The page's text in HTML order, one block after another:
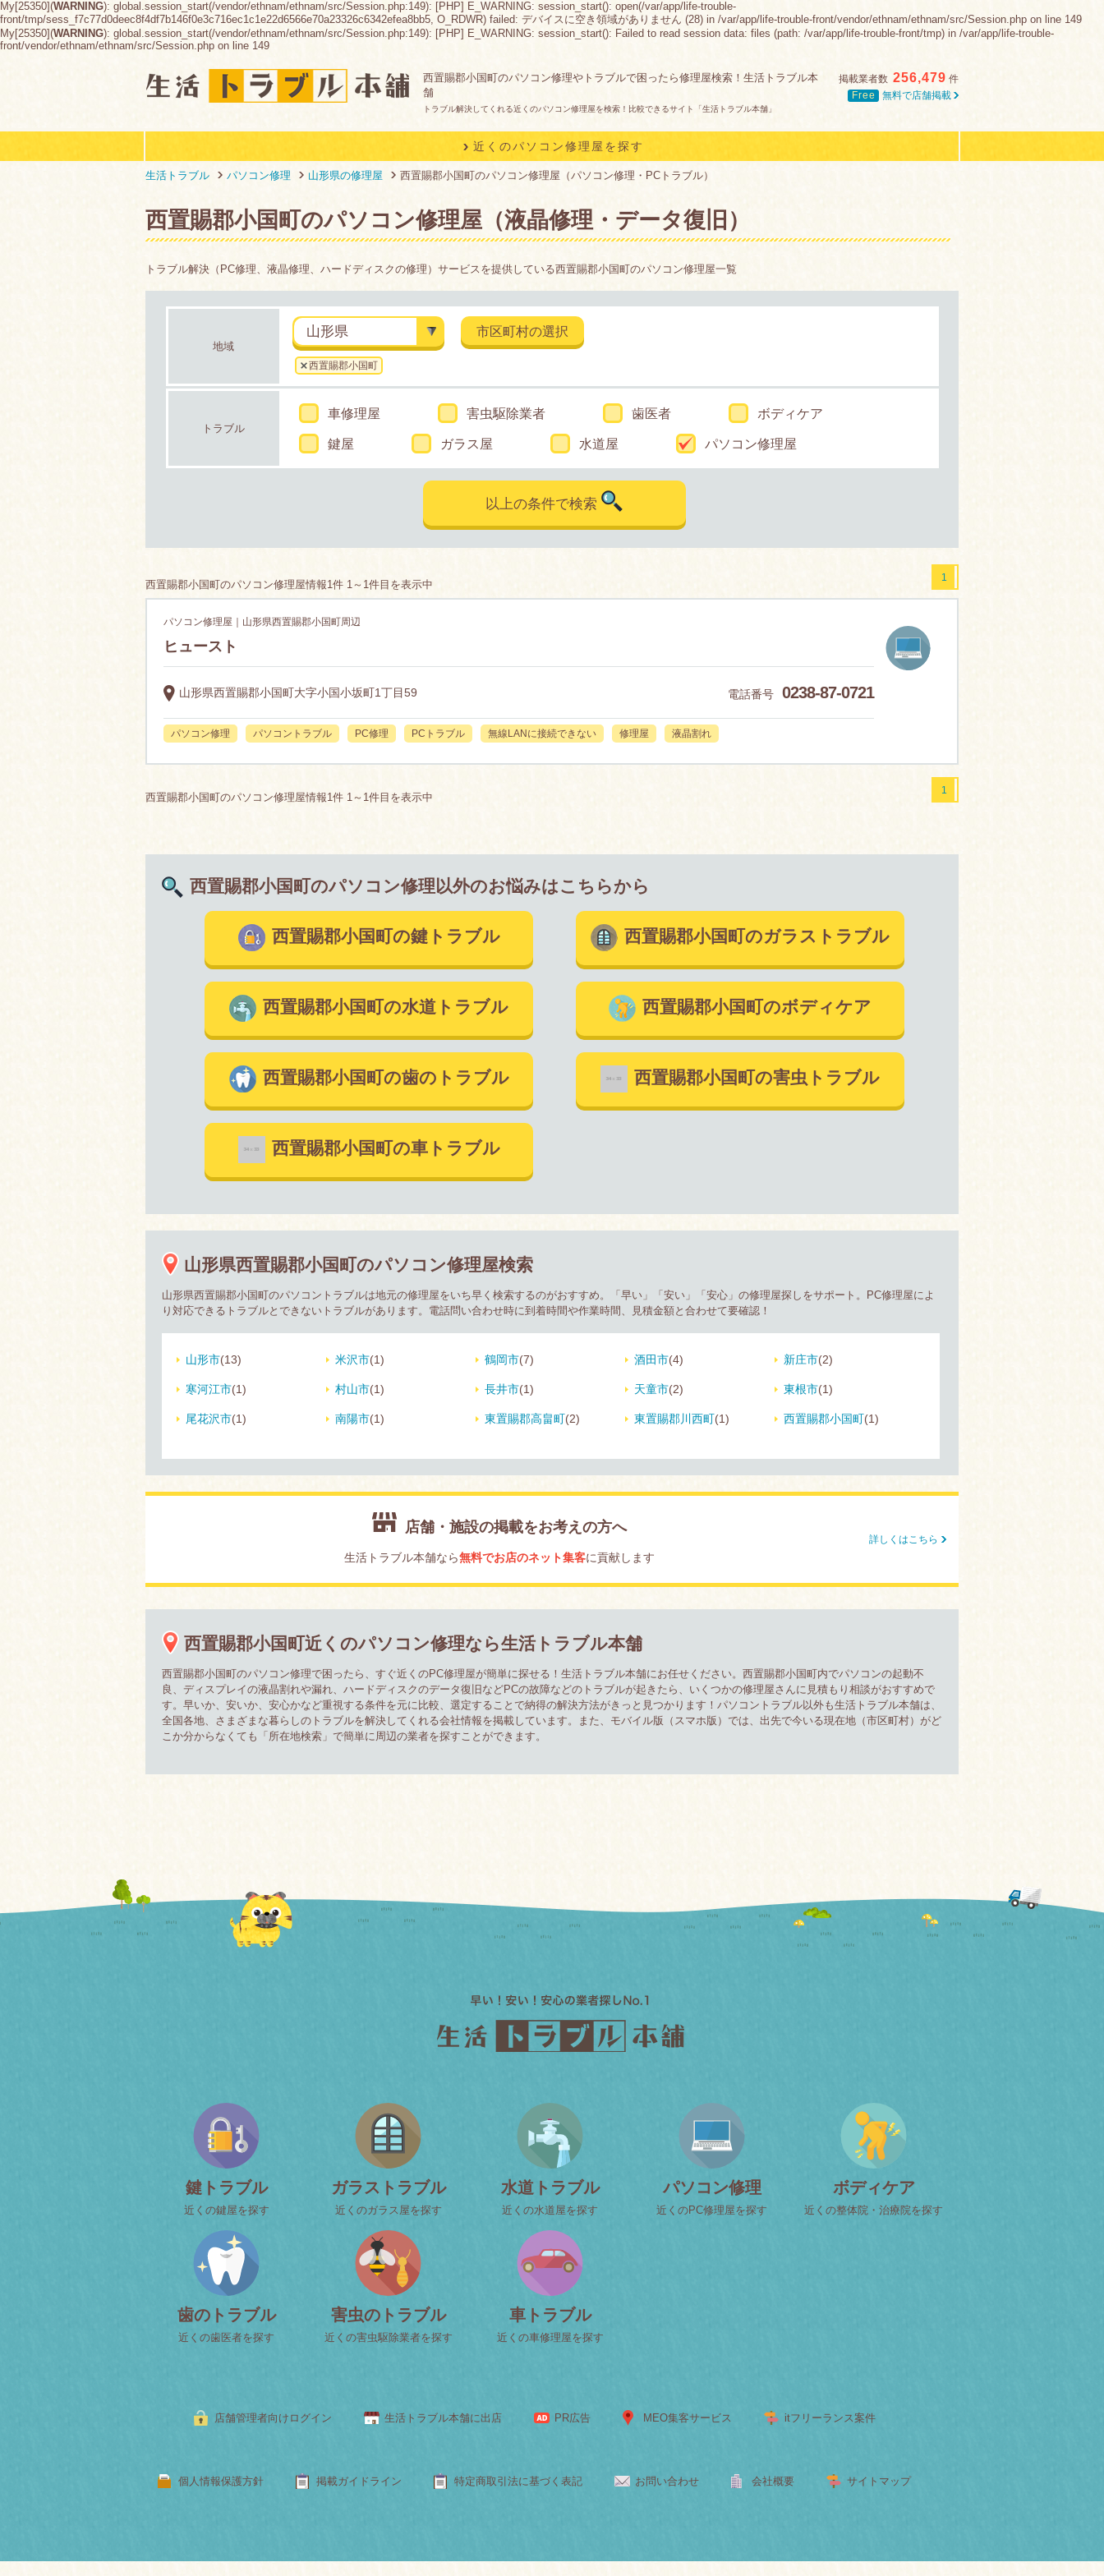
My[25350](WARNING): global.session_start(/vendor/ethnam/ethnam/src/Session.php:149): [PHP] E_WARNING: session_start(): open(/var/app/life-trouble-
front/tmp/sess_f7c77d0deec8f4df7b146f0e3c716ec1c1e22d6566e70a23326c6342efea8bb5, O_RDWR) failed: デバイスに空き領域がありません (28) in /var/app/life-trouble-front/vendor/ethnam/ethnam/src/Session.php on line 149
My[25350](WARNING): global.session_start(/vendor/ethnam/ethnam/src/Session.php:149): [PHP] E_WARNING: session_start(): Failed to read session data: files (path: /var/app/life-trouble-front/tmp) in /var/app/life-trouble-
front/vendor/ethnam/ethnam/src/Session.php on line 149
西置賜郡小国町のパソコン修理やトラブルで困ったら修理屋検索！生活トラブル本
舗
トラブル解決してくれる近くのパソコン修理屋を検索！比較できるサイト「生活トラブル本舗」
掲載業者数 256,479 件
Free
無料で店舗掲載
近くのパソコン修理屋を探す
生活トラブル パソコン修理 山形県の修理屋 西置賜郡小国町のパソコン修理屋（パソコン修理・PCトラブル）
西置賜郡小国町のパソコン修理屋（液晶修理・データ復旧）
トラブル解決（PC修理、液晶修理、ハードディスクの修理）サービスを提供している西置賜郡小国町のパソコン修理屋一覧
地域
山形県 市区町村の選択
西置賜郡小国町
トラブル
車修理屋 害虫駆除業者 歯医者 ボディケア
鍵屋 ガラス屋 水道屋 パソコン修理屋
以上の条件で検索
西置賜郡小国町のパソコン修理屋情報1件 1～1件目を表示中
1
パソコン修理屋｜山形県西置賜郡小国町周辺
ヒュースト
山形県西置賜郡小国町大字小国小坂町1丁目59 電話番号 0238-87-0721
パソコン修理 パソコントラブル PC修理 PCトラブル 無線LANに接続できない 修理屋 液晶割れ
西置賜郡小国町のパソコン修理屋情報1件 1～1件目を表示中
1
西置賜郡小国町のパソコン修理以外のお悩みはこちらから
西置賜郡小国町の鍵トラブル 西置賜郡小国町のガラストラブル
西置賜郡小国町の水道トラブル 西置賜郡小国町のボディケア
西置賜郡小国町の歯のトラブル 西置賜郡小国町の害虫トラブル
西置賜郡小国町の車トラブル
山形県西置賜郡小国町のパソコン修理屋検索
山形県西置賜郡小国町のパソコントラブルは地元の修理屋をいち早く検索するのがおすすめ。「早い」「安い」「安心」の修理屋探しをサポート。PC修理屋によ
り対応できるトラブルとできないトラブルがあります。電話問い合わせ時に到着時間や作業時間、見積金額と合わせて要確認！
山形市(13) 米沢市(1) 鶴岡市(7) 酒田市(4) 新庄市(2)
寒河江市(1) 村山市(1) 長井市(1) 天童市(2) 東根市(1)
尾花沢市(1) 南陽市(1) 東置賜郡高畠町(2) 東置賜郡川西町(1) 西置賜郡小国町(1)
店舗・施設の掲載をお考えの方へ
生活トラブル本舗なら無料でお店のネット集客に貢献します
詳しくはこちら
西置賜郡小国町近くのパソコン修理なら生活トラブル本舗
西置賜郡小国町のパソコン修理で困ったら、すぐ近くのPC修理屋が簡単に探せる！生活トラブル本舗にお任せください。西置賜郡小国町内でパソコンの起動不
良、ディスプレイの液晶割れや漏れ、ハードディスクのデータ復旧などPCの故障などのトラブルが起きたら、いくつかの修理屋さんに見積もり相談がおすすめで
す。早いか、安いか、安心かなど重視する条件を元に比較、選定することで納得の解決方法がきっと見つかります！パソコントラブル以外も生活トラブル本舗は、
全国各地、さまざまな暮らしのトラブルを解決してくれる会社情報を掲載しています。また、モバイル版（スマホ版）では、出先で今いる現在地（市区町村）がど
こか分からなくても「所在地検索」で簡単に周辺の業者を探すことができます。
鍵トラブル
近くの鍵屋を探す
ガラストラブル
近くのガラス屋を探す
水道トラブル
近くの水道屋を探す
パソコン修理
近くのPC修理屋を探す
ボディケア
近くの整体院・治療院を探す
歯のトラブル
近くの歯医者を探す
害虫のトラブル
近くの害虫駆除業者を探す
車トラブル
近くの車修理屋を探す
店舗管理者向けログイン 生活トラブル本舗に出店 PR広告 MEO集客サービス itフリーランス案件
個人情報保護方針 掲載ガイドライン 特定商取引法に基づく表記 お問い合わせ 会社概要 サイトマップ